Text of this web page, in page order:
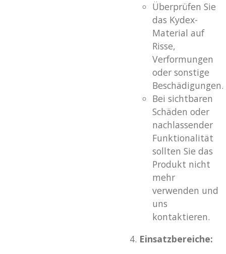
Überprüfen Sie
das Kydex-
Material auf
Risse,
Verformungen
oder sonstige
Beschädigungen.
Bei sichtbaren
Schäden oder
nachlassender
Funktionalität
sollten Sie das
Produkt nicht
mehr
verwenden und
uns
kontaktieren.
Einsatzbereiche: